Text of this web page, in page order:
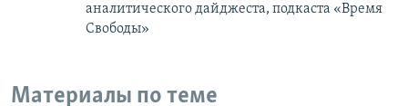
аналитического дайджеста, подкаста «Время
Свободы»
Материалы по теме